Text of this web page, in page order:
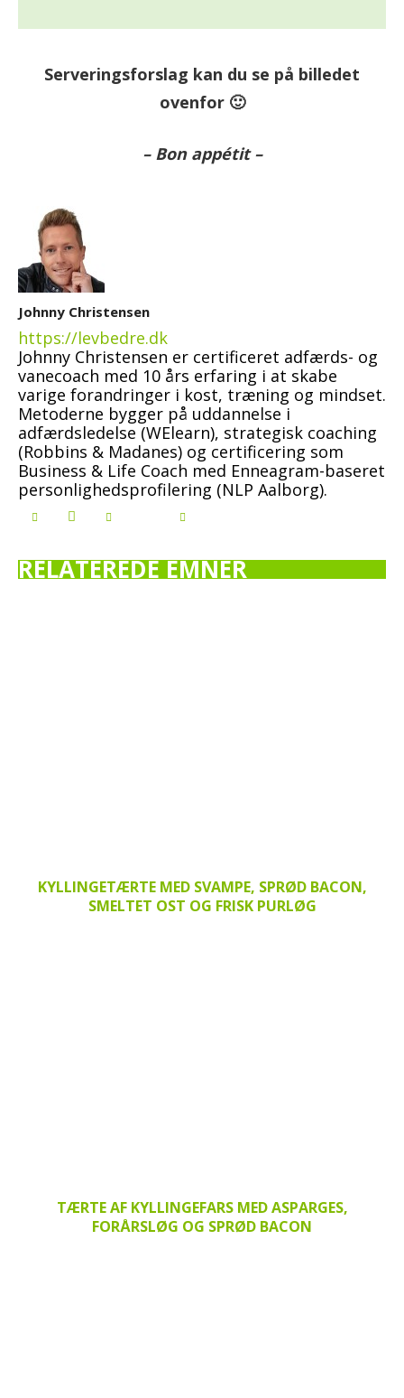
Serveringsforslag kan du se på billedet
ovenfor 🙂
– Bon appétit –
Johnny Christensen
https://levbedre.dk
Johnny Christensen er certificeret adfærds- og
vanecoach med 10 års erfaring i at skabe
varige forandringer i kost, træning og mindset.
Metoderne bygger på uddannelse i
adfærdsledelse (WElearn), strategisk coaching
(Robbins & Madanes) og certificering som
Business & Life Coach med Enneagram-baseret
personlighedsprofilering (NLP Aalborg).
RELATEREDE EMNER
KYLLINGETÆRTE MED SVAMPE, SPRØD BACON,
SMELTET OST OG FRISK PURLØG
TÆRTE AF KYLLINGEFARS MED ASPARGES,
FORÅRSLØG OG SPRØD BACON